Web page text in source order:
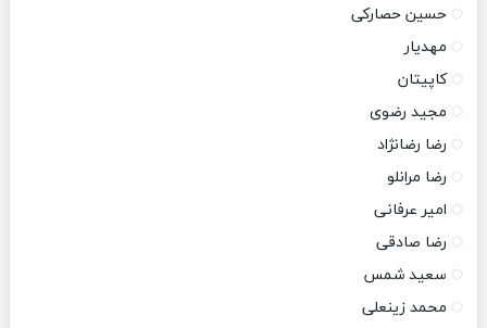
حسین حصارکی
مهدیار
کاپیتان
مجید رضوی
رضا رضانژاد
رضا مرانلو
امیر عرفانی
رضا صادقی
سعید شمس
محمد زینعلی